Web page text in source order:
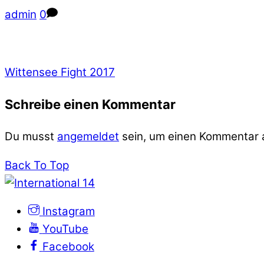
admin 0
Wittensee Fight 2017
Schreibe einen Kommentar
Du musst angemeldet sein, um einen Kommentar
Back To Top
Instagram
YouTube
Facebook